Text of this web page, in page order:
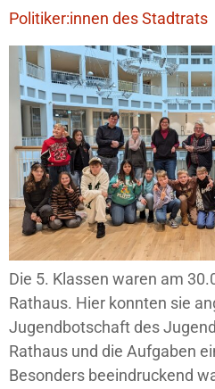
Politiker:innen des Stadtrats
Die 5. Klassen waren am
Rathaus. Hier konnten sie
Jugendbotschaft des
Rathaus und die Aufgaben
Besonders beeindruckend